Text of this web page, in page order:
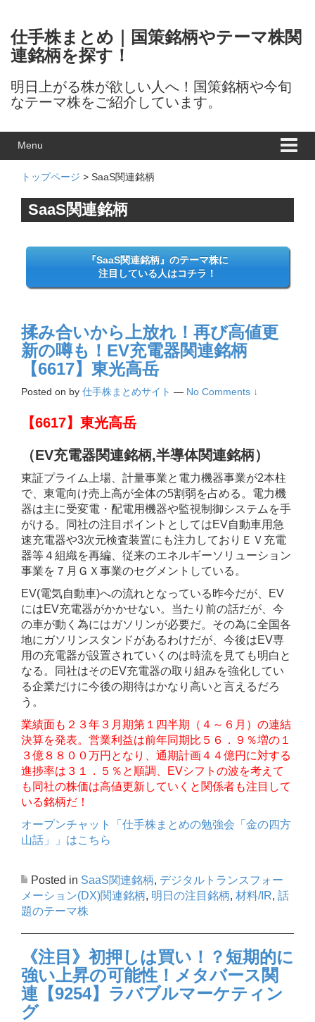
仕手株まとめ｜国策銘柄やテーマ株関
連銘柄を探す！
明日上がる株が欲しい人へ！国策銘柄や今旬
なテーマ株をご紹介しています。
Menu
トップページ > SaaS関連銘柄
SaaS関連銘柄
『SaaS関連銘柄』のテーマ株に
注目している人はコチラ！
揉み合いから上放れ！再び高値更
新の噂も！EV充電器関連銘柄
【6617】東光高岳
Posted on by 仕手株まとめサイト — No Comments ↓
【6617】東光高岳
（EV充電器関連銘柄,半導体関連銘柄）
東証プライム上場、計量事業と電力機器事業が2本柱
で、東電向け売上高が全体の5割弱を占める。電力機
器は主に受変電・配電用機器や監視制御システムを手
がける。同社の注目ポイントとしてはEV自動車用急
速充電器や3次元検査装置にも注力しておりＥＶ充電
器等４組織を再編、従来のエネルギーソリューション
事業を７月ＧＸ事業のセグメントしている。
EV(電気自動車)への流れとなっている昨今だが、EV
にはEV充電器がかかせない。当たり前の話だが、今
の車が動く為にはガソリンが必要だ。その為に全国各
地にガソリンスタンドがあるわけだが、今後はEV専
用の充電器が設置されていくのは時流を見ても明白と
なる。同社はそのEV充電器の取り組みを強化してい
る企業だけに今後の期待はかなり高いと言えるだろ
う。
業績面も２３年３月期第１四半期（４～６月）の連結
決算を発表。営業利益は前年同期比５６．９％増の１
３億８８００万円となり、通期計画４４億円に対する
進捗率は３１．５％と順調、EVシフトの波を考えて
も同社の株価は高値更新していくと関係者も注目して
いる銘柄だ！
オープンチャット「仕手株まとめの勉強会「金の四方
山話」」はこちら
Posted in SaaS関連銘柄, デジタルトランスフォー
メーション(DX)関連銘柄, 明日の注目銘柄, 材料/IR, 話
題のテーマ株
《注目》初押しは買い！？短期的に
強い上昇の可能性！メタバース関
連【9254】ラバブルマーケティン
グ